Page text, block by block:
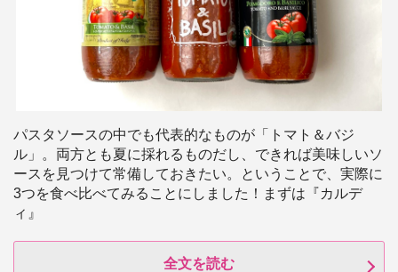
パスタソースの中でも代表的なものが「トマト＆バジ
ル」。両方とも夏に採れるものだし、できれば美味しいソ
ースを見つけて常備しておきたい。ということで、実際に
3つを食べ比べてみることにしました！まずは『カルデ
ィ』
全文を読む